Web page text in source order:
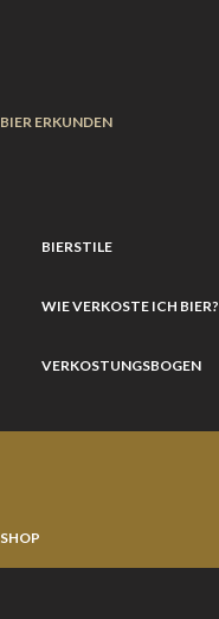
BIER ERKUNDEN
BIERSTILE
WIE VERKOSTE ICH BIER?
VERKOSTUNGSBOGEN
SHOP